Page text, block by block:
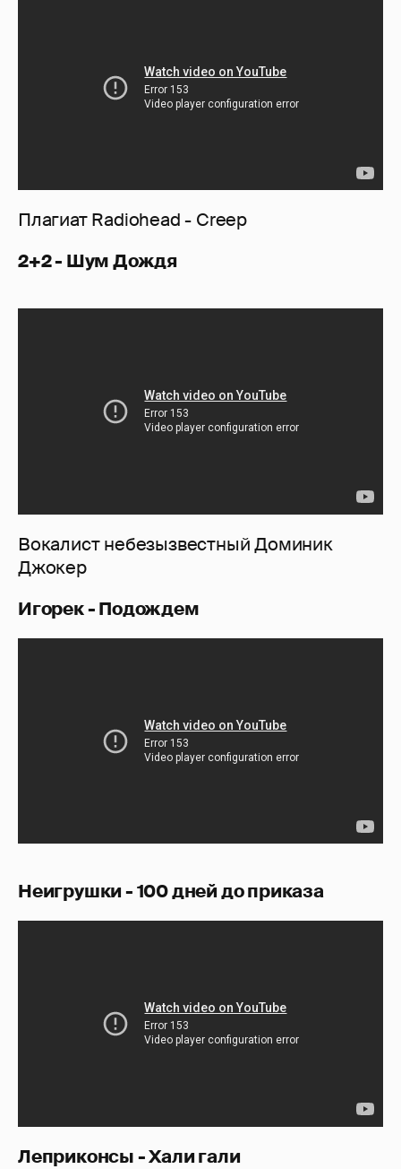
Плагиат Radiohead - Creep
2+2 - Шум Дождя
Вокалист небезызвестный Доминик
Джокер
Игорек - Подождем
Неигрушки - 100 дней до приказа
Леприконсы - Хали гали